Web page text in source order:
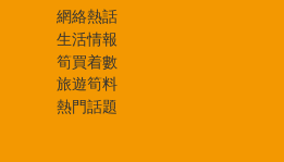
網絡熱話
生活情報
筍買着數
旅遊筍料
熱門話題